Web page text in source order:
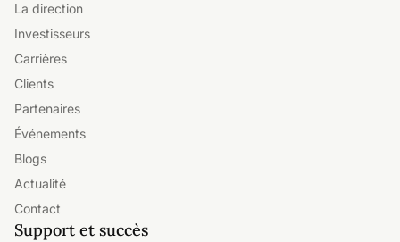
La direction
Investisseurs
Carrières
Clients
Partenaires
Événements
Blogs
Actualité
Contact
Support et succès